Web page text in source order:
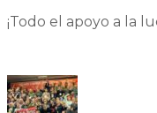
¡Todo el apoyo a la